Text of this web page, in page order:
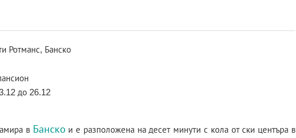
Ротманс, Банско
до 26.12
в Банско и е разположена на десет минути с кола от ски центъра в